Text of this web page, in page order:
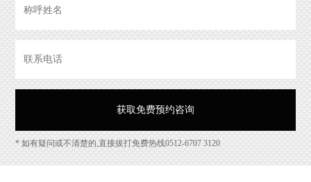
* 如有疑问或不清楚的,直接拔打免费热线0512-6707 3120